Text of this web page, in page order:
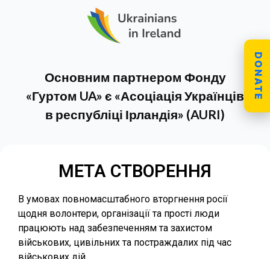
Основним партнером Фонду
«Гуртом UA» є «Асоціація Українців
в республіці Ірландія» (AURI)
МЕТА СТВОРЕННЯ
В умовах повномасштабного вторгнення росії
щодня волонтери, організації та прості люди
працюють над забезпеченням та захистом
військових, цивільних та постраждалих під час
DONATE